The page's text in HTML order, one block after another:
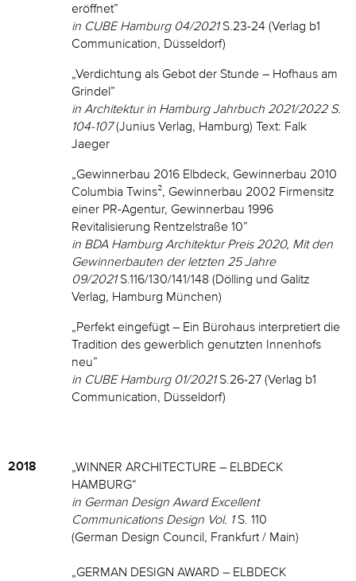
eröffnet”
in CUBE Hamburg 04/2021S.23-24 (Verlag b1
Communication, Düsseldorf)
„Verdichtung als Gebot der Stunde – Hofhaus am
Grindel”
in Architektur in Hamburg Jahrbuch 2021/2022 S.
104-107(Junius Verlag, Hamburg) Text: Falk
Jaeger
„Gewinnerbau 2016 Elbdeck, Gewinnerbau 2010
Columbia Twins², Gewinnerbau 2002 Firmensitz
einer PR-Agentur, Gewinnerbau 1996
Revitalisierung Rentzelstraße 10”
in BDA Hamburg Architektur Preis 2020, Mit den
Gewinnerbauten der letzten 25 Jahre
09/2021S.116/130/141/148 (Dölling und Galitz
Verlag, Hamburg München)
„Perfekt eingefügt – Ein Bürohaus interpretiert die
Tradition des gewerblich genutzten Innenhofs
neu”
in CUBE Hamburg 01/2021S.26-27 (Verlag b1
Communication, Düsseldorf)
2018
„WINNER ARCHITECTURE – ELBDECK
HAMBURG“
in German Design Award Excellent
Communications Design Vol. 1S. 110
(German Design Council, Frankfurt / Main)
„GERMAN DESIGN AWARD – ELBDECK